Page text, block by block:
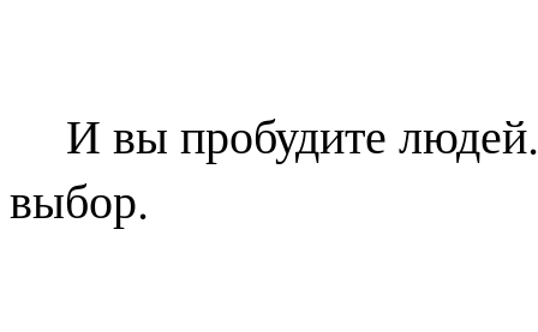
И вы пробудите
выбор.